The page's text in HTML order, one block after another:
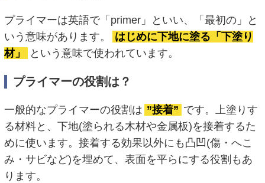
プライマーは英語で「primer」といい、「最初の」と
いう意味があります。
はじめに下地に塗る「下塗り
材」
という意味で使われています。
プライマーの役割は？
一般的なプライマーの役割は ”接着” です。上塗りす
る材料と、下地(塗られる木材や金属板)を接着するた
めに使います。接着する効果以外にも凸凹(傷・へこ
み・サビなど)を埋めて、表面を平らにする役割もあ
ります。